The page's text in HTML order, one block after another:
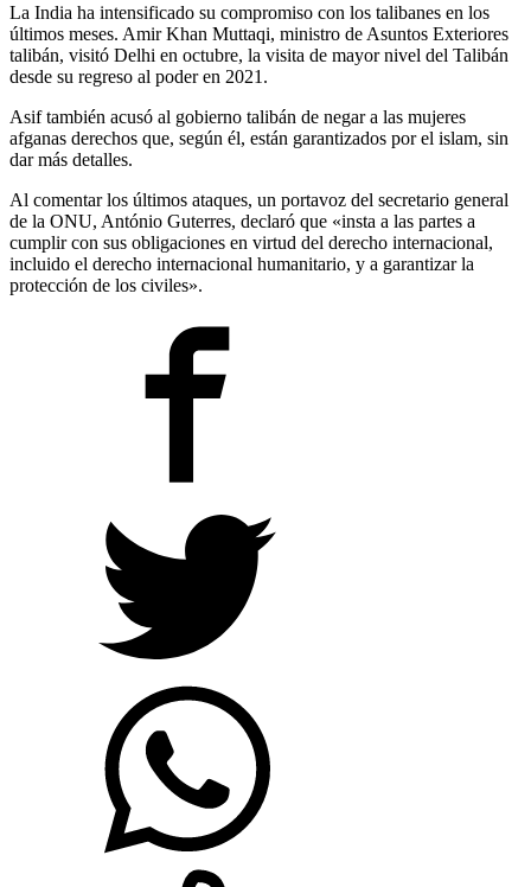
La India ha intensificado su compromiso con los talibanes en los
últimos meses. Amir Khan Muttaqi, ministro de Asuntos Exteriores
talibán, visitó Delhi en octubre, la visita de mayor nivel del Talibán
desde su regreso al poder en 2021.
Asif también acusó al gobierno talibán de negar a las mujeres
afganas derechos que, según él, están garantizados por el islam, sin
dar más detalles.
Al comentar los últimos ataques, un portavoz del secretario general
de la ONU, António Guterres, declaró que «insta a las partes a
cumplir con sus obligaciones en virtud del derecho internacional,
incluido el derecho internacional humanitario, y a garantizar la
protección de los civiles».